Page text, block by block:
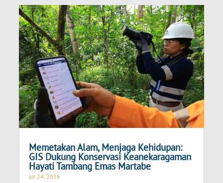
Memetakan Alam, Menjaga Kehidupan:
GIS Dukung Konservasi Keanekaragaman
Hayati Tambang Emas Martabe
Jul 24, 2026